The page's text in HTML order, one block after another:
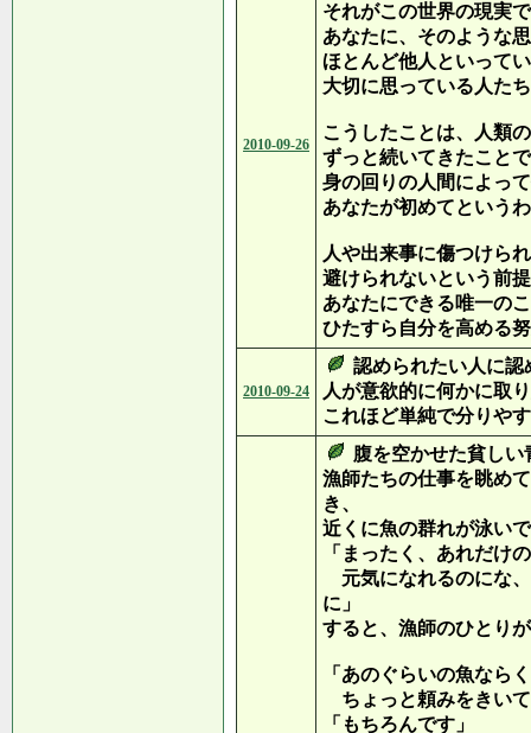
2010-09-26
それがこの世界の現実
あなたに、そのような
ほとんど他人といって
大切に思っている人た
こうしたことは、人類
ずっと続いてきたこと
身の回りの人間によっ
あなたが初めてという
人や出来事に傷つけら
避けられないという前
あなたにできる唯一の
ひたすら自分を高める
2010-09-24
認められたい人に
人が意欲的に何かに取
これほど単純で分りや
腹を空かせた貧し
漁師たちの仕事を眺め
き、
近くに魚の群れが泳い
「まったく、あれだけ
元気になれるのにな
に」
すると、漁師のひとり
「あのぐらいの魚なら
ちょっと頼みをきい
「もちろんです」